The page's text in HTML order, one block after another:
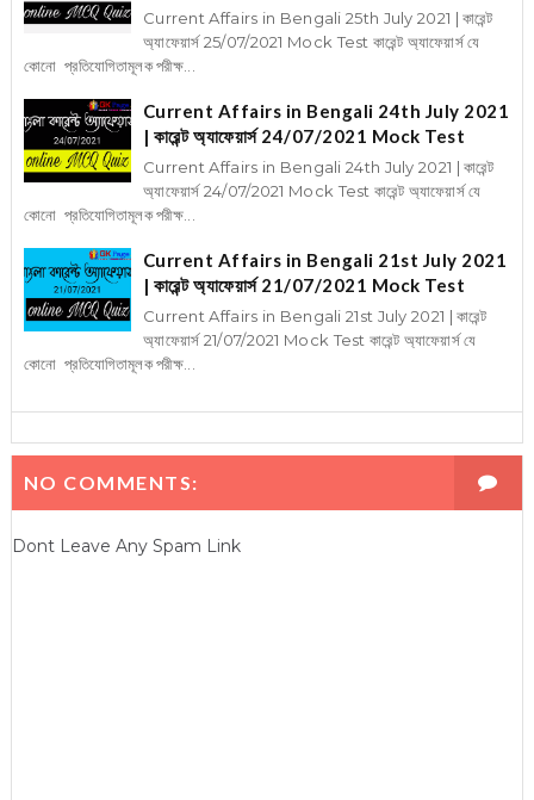
Current Affairs in Bengali 25th July 2021 | কারেন্ট
অ্যাফেয়ার্স 25/07/2021 Mock Test কারেন্ট অ্যাফেয়ার্স যে
কোনো প্রতিযোগিতামূলক পরীক্ষ...
Current Affairs in Bengali 24th July 2021
| কারেন্ট অ্যাফেয়ার্স 24/07/2021 Mock Test
Current Affairs in Bengali 24th July 2021 | কারেন্ট
অ্যাফেয়ার্স 24/07/2021 Mock Test কারেন্ট অ্যাফেয়ার্স যে
কোনো প্রতিযোগিতামূলক পরীক্ষ...
Current Affairs in Bengali 21st July 2021
| কারেন্ট অ্যাফেয়ার্স 21/07/2021 Mock Test
Current Affairs in Bengali 21st July 2021 | কারেন্ট
অ্যাফেয়ার্স 21/07/2021 Mock Test কারেন্ট অ্যাফেয়ার্স যে
কোনো প্রতিযোগিতামূলক পরীক্ষ...
NO COMMENTS:
Dont Leave Any Spam Link